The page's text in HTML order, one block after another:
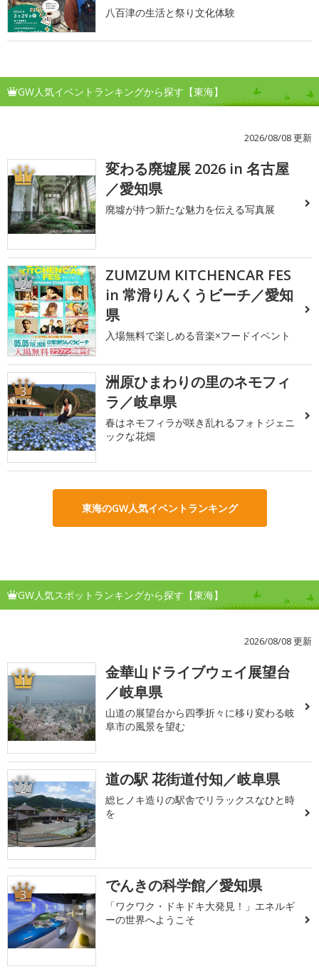
八百津の生活と祭り文化体験
GW人気イベントランキングから探す【東海】
2026/08/08 更新
1
変わる廃墟展 2026 in 名古屋
／愛知県
廃墟が持つ新たな魅力を伝える写真展
2
ZUMZUM KITCHENCAR FES
in 常滑りんくうビーチ／愛知
県
入場無料で楽しめる音楽×フードイベント
3
洲原ひまわりの里のネモフィ
ラ／岐阜県
春はネモフィラが咲き乱れるフォトジェニ
ックな花畑
東海のGW人気イベントランキング
GW人気スポットランキングから探す【東海】
2026/08/08 更新
1
金華山ドライブウェイ展望台
／岐阜県
山道の展望台から四季折々に移り変わる岐
阜市の風景を望む
2 道の駅 花街道付知／岐阜県
総ヒノキ造りの駅舎でリラックスなひと時
を
3 でんきの科学館／愛知県
「ワクワク・ドキドキ大発見！」エネルギ
ーの世界へようこそ